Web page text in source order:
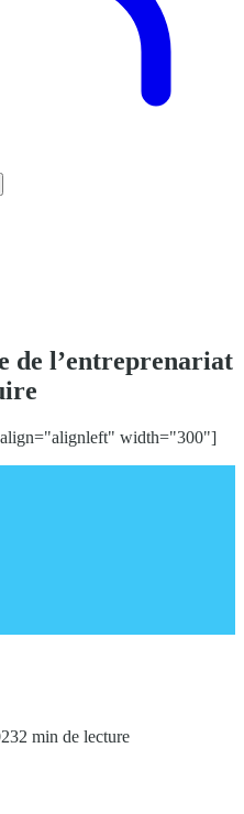
de l’entreprenariat
width="300"]
2 min de lecture